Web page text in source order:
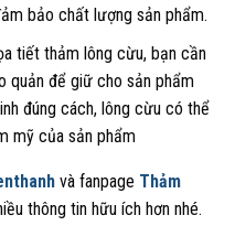
bảo chất lượng sản phẩm.
tiết thảm lông cừu, bạn cần
quản để giữ cho sản phẩm
đúng cách, lông cừu có thể
mỹ của sản phẩm
và fanpage Thảm
thông tin hữu ích hơn nhé.